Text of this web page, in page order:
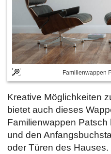
Familienwappen
Kreative Möglichkeiten
bietet auch dieses
Familienwappen
und den
oder Türen des